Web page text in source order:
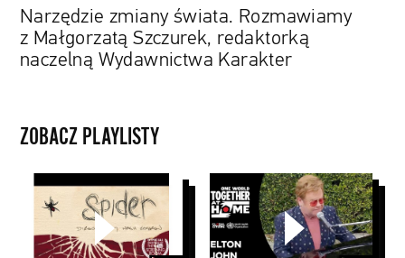
Narzędzie zmiany świata. Rozmawiamy
z Małgorzatą Szczurek, redaktorką
naczelną Wydawnictwa Karakter
ZOBACZ PLAYLISTY
David
Michôd
Domowe
koncerty
Global
Citizen